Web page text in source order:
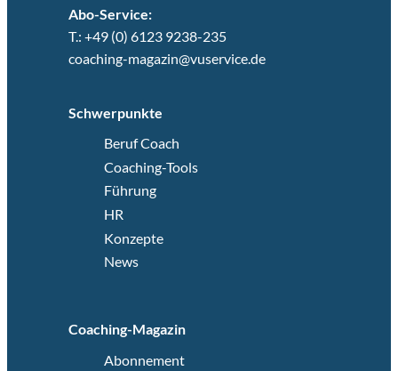
Abo-Service:
T.: +49 (0) 6123 9238-235
coaching-magazin@vuservice.de
Schwerpunkte
Beruf Coach
Coaching-Tools
Führung
HR
Konzepte
News
Coaching-Magazin
Abonnement